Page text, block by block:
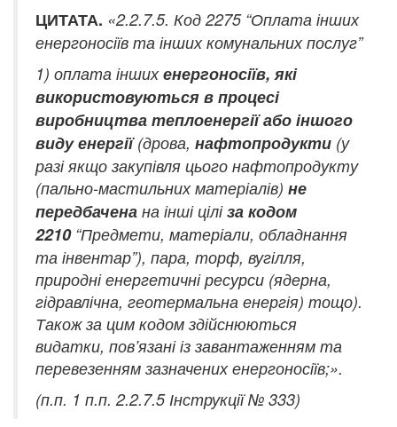
ЦИТАТА. «2.2.7.5. Код 2275 “Оплата інших
енергоносіїв та інших комунальних послуг”
1) оплата іншихенергоносіїв, які
використовуються в процесі
виробництва теплоенергії або іншого
виду енергії(дрова, нафтопродукти (у
разі якщо закупівля цього нафтопродукту
(пально-мастильних матеріалів) не
передбачена на інші ціліза кодом
2210“Предмети, матеріали, обладнання
та інвентар”), пара, торф, вугілля,
природні енергетичні ресурси (ядерна,
гідравлічна, геотермальна енергія) тощо).
Також за цим кодом здійснюються
видатки, пов’язані із завантаженням та
перевезенням зазначених енергоносіїв;».
(п.п. 1 п.п. 2.2.7.5 Інструкції № 333)